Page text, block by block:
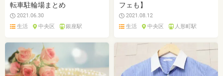
転車駐輪場まとめ
2021.06.30
生活
中央区 銀座駅
フェも】
2021.08.12
生活
中央区 人形町駅